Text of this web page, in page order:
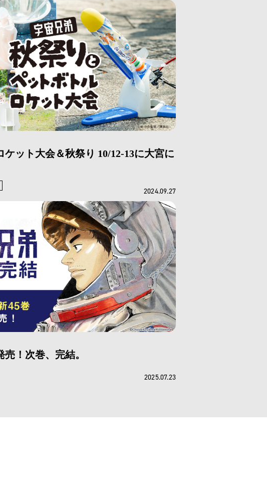
ケット大会＆秋祭り 10/12-13に大宮に
2024.09.27
！次巻、完結。
2025.07.23